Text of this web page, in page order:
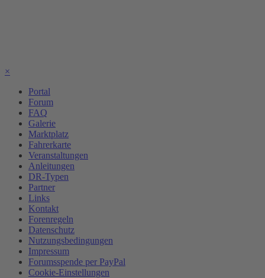
×
Portal
Forum
FAQ
Galerie
Marktplatz
Fahrerkarte
Veranstaltungen
Anleitungen
DR-Typen
Partner
Links
Kontakt
Forenregeln
Datenschutz
Nutzungsbedingungen
Impressum
Forumsspende per PayPal
Cookie-Einstellungen